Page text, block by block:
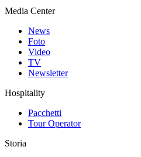
Media Center
News
Foto
Video
TV
Newsletter
Hospitality
Pacchetti
Tour Operator
Storia